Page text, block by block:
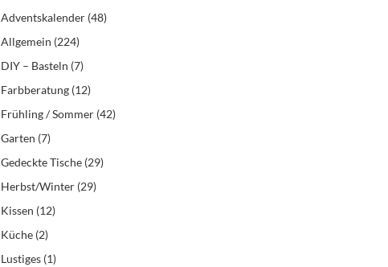
Adventskalender (48)
Allgemein (224)
DIY – Basteln (7)
Farbberatung (12)
Frühling / Sommer (42)
Garten (7)
Gedeckte Tische (29)
Herbst/Winter (29)
Kissen (12)
Küche (2)
Lustiges (1)